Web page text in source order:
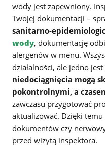
wody jest zapewniony.
Twojej dokumentacji –
sanitarno-
wody, dokumentację
alergenów w menu.
działalności, ale jedno
niedociągnięcia mogą
pokontrolnymi, a
zawczasu przygotować
aktualizować. Dzięki
dokumentów czy
przed wizytą inspektora.